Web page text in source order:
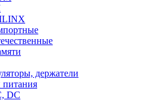
держатели
питания
DC